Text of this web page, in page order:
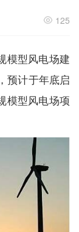
125
模型风电场建
预计于年底启
模型风电场项